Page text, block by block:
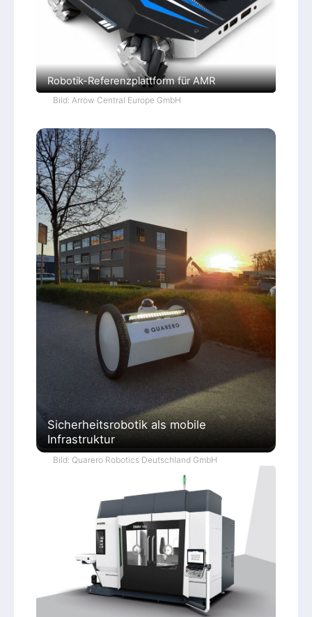
Robotik-Referenzplattform für AMR
Bild: Arrow Central Europe GmbH
Sicherheitsrobotik als mobile
Infrastruktur
Bild: Quarero Robotics Deutschland GmbH